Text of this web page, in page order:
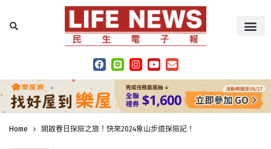
Home 開啟春日探險之旅！快來2024象山步道探險記！